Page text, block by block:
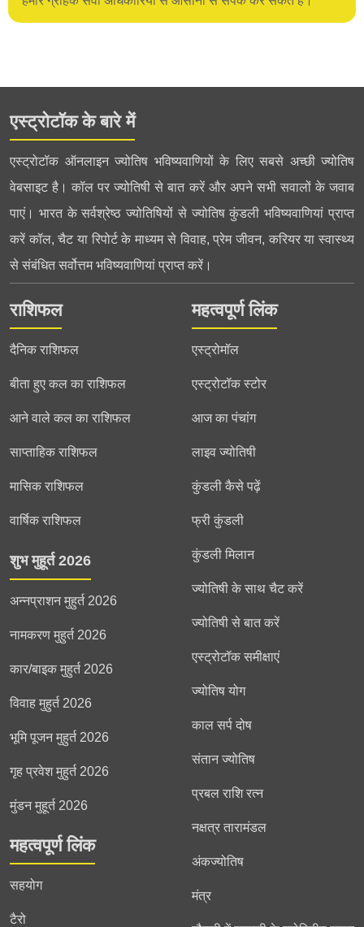
एस्ट्रोटॉक के बारे में
एस्ट्रोटॉक ऑनलाइन ज्योतिष भविष्यवाणियों के लिए सबसे अच्छी ज्योतिष
वेबसाइट है। कॉल पर ज्योतिषी से बात करें और अपने सभी सवालों के जवाब
पाएं। भारत के सर्वश्रेष्ठ ज्योतिषियों से ज्योतिष कुंडली भविष्यवाणियां प्राप्त
करें कॉल, चैट या रिपोर्ट के माध्यम से विवाह, प्रेम जीवन, करियर या स्वास्थ्य
से संबंधित सर्वोत्तम भविष्यवाणियां प्राप्त करें।
राशिफल
दैनिक राशिफल
बीता हुए कल का राशिफल
आने वाले कल का राशिफल
साप्ताहिक राशिफल
मासिक राशिफल
वार्षिक राशिफल
शुभ मुहूर्त 2026
अन्नप्राशन मुहुर्त 2026
नामकरण मुहुर्त 2026
कार/बाइक मुहुर्त 2026
विवाह मुहुर्त 2026
भूमि पूजन मुहुर्त 2026
गृह प्रवेश मुहुर्त 2026
मुंडन मुहूर्त 2026
महत्वपूर्ण लिंक
सहयोग
टैरो
महत्वपूर्ण लिंक
एस्ट्रोमॉल
एस्ट्रोटॉक स्टोर
आज का पंचांग
लाइव ज्योतिषी
कुंडली कैसे पढ़ें
फ्री कुंडली
कुंडली मिलान
ज्योतिषी के साथ चैट करें
ज्योतिषी से बात करें
एस्ट्रोटॉक समीक्षाएं
ज्योतिष योग
काल सर्प दोष
संतान ज्योतिष
प्रबल राशि रत्न
नक्षत्र तारामंडल
अंकज्योतिष
मंत्र